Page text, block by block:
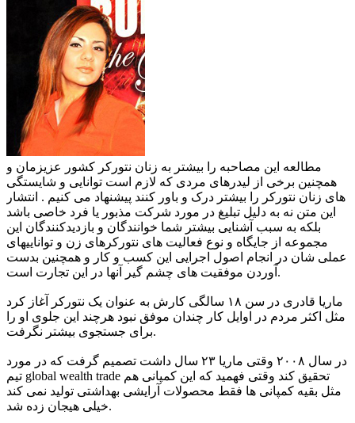
مطالعه این مصاحبه را بیشتر به زنان نتورکر کشور عزیزمان و
همچنین برخی از لیدرهای مردی که لازم است توانایی و شایستگی
های زنان نتورکر را بیشتر درک و باور کنند پیشنهاد می کنیم . انتشار
این متن نه به دلیل تبلیغ در مورد شرکت مذبور یا فرد خاصی باشد
بلکه به سبب آشنایی بیشتر شما خوانندگان و بازدیدکنندگان این
مجموعه از جایگاه و نوع فعالیت های نتورکرهای زن و تواناییهای
عملی شان در انجام اصول اجرایی این کسب و کار و همچنین بدست
آوردن موفقیت های چشم گیر آنها در این تجارت است.
ماریا قادری در سن ۱۸ سالگی کارش به عنوان یک نتورکر آغاز کرد
مثل اکثر مردم در اوایل کار چندان موفق نبود هرچند این جلوی او را
برای جستجوی بیشتر نگرفت.
در سال ۲۰۰۸ وقتی ماریا ۲۳ سال داشت تصمیم گرفت که در مورد
تیم global wealth trade تحقیق کند وقتی فهمید که این کمپانی هم
مثل بقیه کمپانی ها فقط محصولات آرایشی بهداشتی تولید نمی کند
خیلی هیجان زده شد.